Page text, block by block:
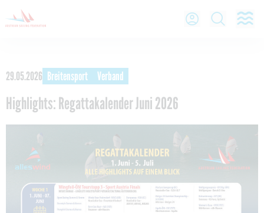
Open
29.05.2026 Breitensport Verband
Highlights: Regattakalender Juni 2026